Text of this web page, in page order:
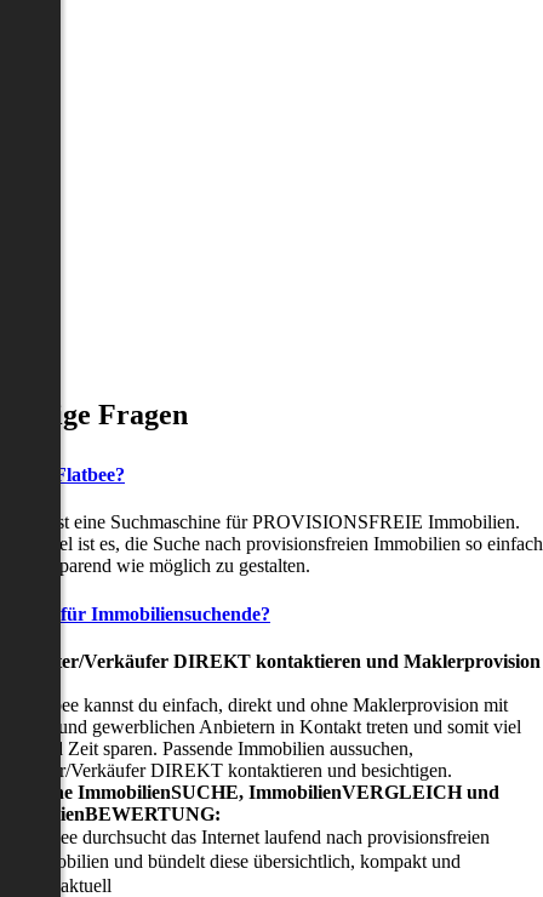
Fragen
ist Flatbee?
ist eine Suchmaschine für PROVISIONSFREIE Immobilien.
Ziel ist es, die Suche nach provisionsfreien Immobilien so einfach
zeitsparend wie möglich zu gestalten.
für Immobiliensuchende?
Verkäufer DIREKT kontaktieren und Maklerprovision
Flatbee kannst du einfach, direkt und ohne Maklerprovision mit
und gewerblichen Anbietern in Kontakt treten und somit viel
und Zeit sparen. Passende Immobilien aussuchen,
Verkäufer DIREKT kontaktieren und besichtigen.
in-one ImmobilienSUCHE, ImmobilienVERGLEICH und
Flatbee durchsucht das Internet laufend nach provisionsfreien
Immobilien und bündelt diese übersichtlich, kompakt und
tagesaktuell